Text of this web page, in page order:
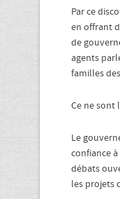
Par ce
en offrant
de
agents
familles
Ce ne sont
Le
confiance
débats
les projets